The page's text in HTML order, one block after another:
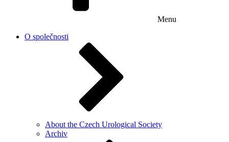
Menu
O společnosti
About the Czech Urological Society
Archiv